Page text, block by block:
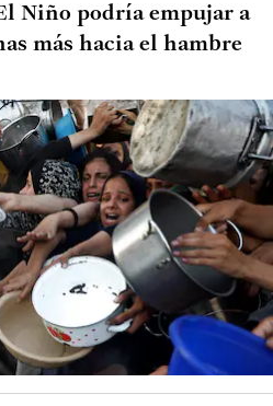
Niño podría empujar a
más hacia el hambre